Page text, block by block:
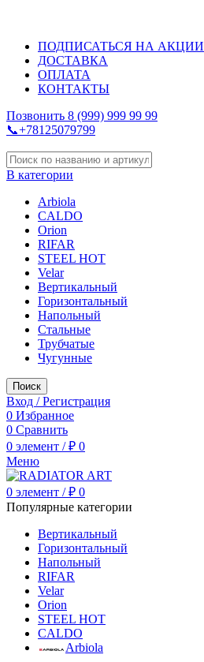
ПОДПИСАТЬСЯ НА АКЦИИ
ДОСТАВКА
ОПЛАТА
КОНТАКТЫ
Позвонить 8 (999) 999 99 99
📞+78125079799
В категории
Arbiola
CALDO
Orion
RIFAR
STEEL HOT
Velar
Вертикальный
Горизонтальный
Напольный
Стальные
Трубчатые
Чугунные
Поиск
Вход / Регистрация
0 Избранное
0 Сравнить
0 элемент / ₽ 0
Меню
0 элемент / ₽ 0
Популярные категории
Вертикальный
Горизонтальный
Напольный
RIFAR
Velar
Orion
STEEL HOT
CALDO
Arbiola